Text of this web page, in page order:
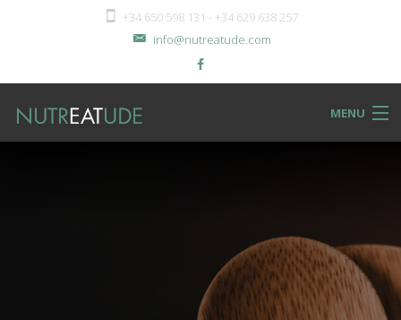
+34 650 598 131 - +34 629 638 257
info@nutreatude.com
MENU